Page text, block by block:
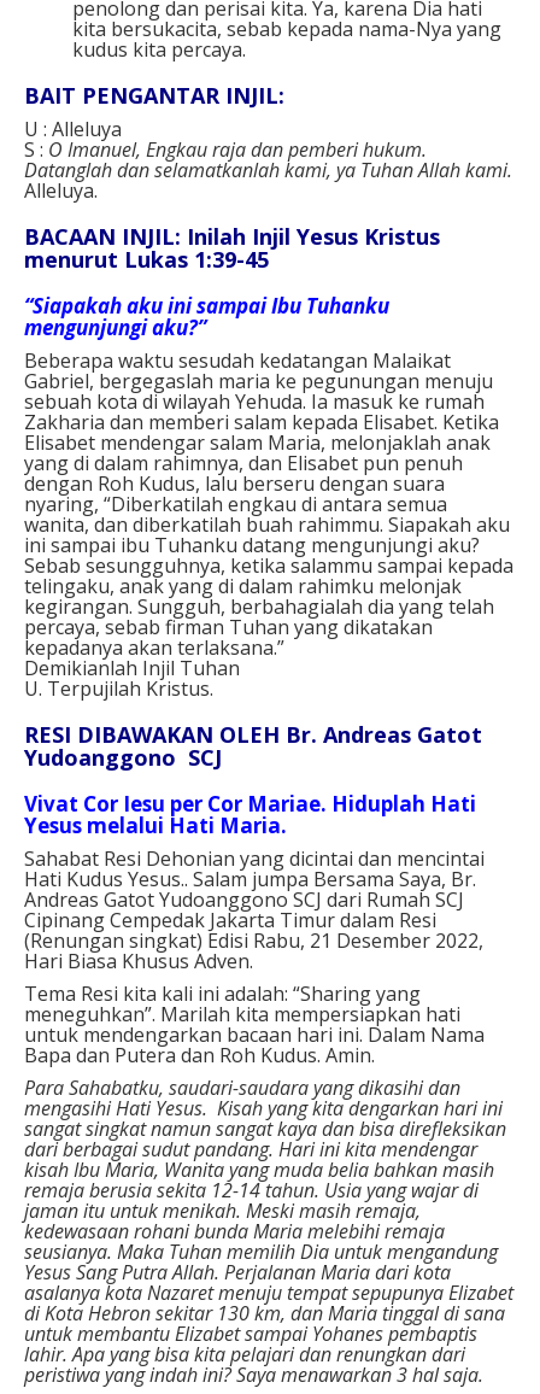
penolong dan perisai kita. Ya, karena Dia hati
kita bersukacita, sebab kepada nama-Nya yang
kudus kita percaya.
BAIT PENGANTAR INJIL:
U : Alleluya
S : O Imanuel, Engkau raja dan pemberi hukum.
Datanglah dan selamatkanlah kami, ya Tuhan Allah kami.
Alleluya.
BACAAN INJIL: Inilah Injil Yesus Kristus
menurut Lukas 1:39-45
“Siapakah aku ini sampai Ibu Tuhanku
mengunjungi aku?”
Beberapa waktu sesudah kedatangan Malaikat
Gabriel, bergegaslah maria ke pegunungan menuju
sebuah kota di wilayah Yehuda. Ia masuk ke rumah
Zakharia dan memberi salam kepada Elisabet. Ketika
Elisabet mendengar salam Maria, melonjaklah anak
yang di dalam rahimnya, dan Elisabet pun penuh
dengan Roh Kudus, lalu berseru dengan suara
nyaring, “Diberkatilah engkau di antara semua
wanita, dan diberkatilah buah rahimmu. Siapakah aku
ini sampai ibu Tuhanku datang mengunjungi aku?
Sebab sesungguhnya, ketika salammu sampai kepada
telingaku, anak yang di dalam rahimku melonjak
kegirangan. Sungguh, berbahagialah dia yang telah
percaya, sebab firman Tuhan yang dikatakan
kepadanya akan terlaksana.”
Demikianlah Injil Tuhan
U. Terpujilah Kristus.
RESI DIBAWAKAN OLEH Br. Andreas Gatot
Yudoanggono SCJ
Vivat Cor Iesu per Cor Mariae. Hiduplah Hati
Yesus melalui Hati Maria.
Sahabat Resi Dehonian yang dicintai dan mencintai
Hati Kudus Yesus.. Salam jumpa Bersama Saya, Br.
Andreas Gatot Yudoanggono SCJ dari Rumah SCJ
Cipinang Cempedak Jakarta Timur dalam Resi
(Renungan singkat) Edisi Rabu, 21 Desember 2022,
Hari Biasa Khusus Adven.
Tema Resi kita kali ini adalah: “Sharing yang
meneguhkan”. Marilah kita mempersiapkan hati
untuk mendengarkan bacaan hari ini. Dalam Nama
Bapa dan Putera dan Roh Kudus. Amin.
Para Sahabatku, saudari-saudara yang dikasihi dan
mengasihiHati Yesus. Kisah yang kita dengarkan hari ini
sangat singkat namun sangat kaya dan bisa direfleksikan
dari berbagai sudut pandang. Hari ini kita mendengar
kisah Ibu Maria, Wanita yang muda belia bahkan masih
remaja berusia sekita 12-14 tahun. Usia yang wajar di
jaman itu untuk menikah. Meski masih remaja,
kedewasaan rohani bunda Maria melebihi remaja
seusianya. Maka Tuhan memilih Dia untuk mengandung
Yesus Sang Putra Allah. Perjalanan Maria dari kota
asalanya kota Nazaret menuju tempat sepupunya Elizabet
di Kota Hebron sekitar 130 km, dan Maria tinggal di sana
untuk membantu Elizabet sampai Yohanes pembaptis
lahir. Apa yang bisa kita pelajari dan renungkan dari
peristiwa yang indah ini? Saya menawarkan 3 hal saja.